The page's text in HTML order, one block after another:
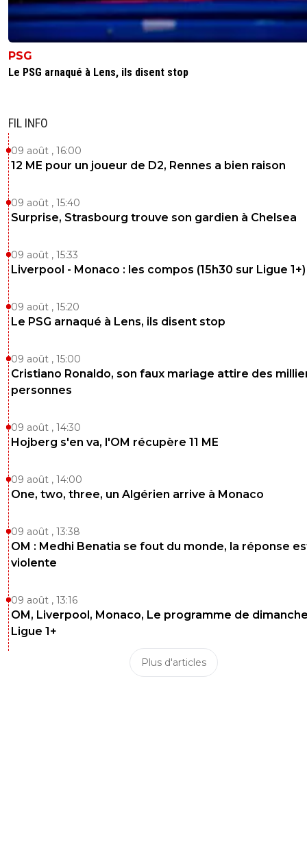
PSG
Le PSG arnaqué à Lens, ils disent stop
FIL INFO
09 août , 16:00
12 ME pour un joueur de D2, Rennes a bien raison
09 août , 15:40
Surprise, Strasbourg trouve son gardien à Chelsea
09 août , 15:33
Liverpool - Monaco : les compos (15h30 sur Ligue 1+)
09 août , 15:20
Le PSG arnaqué à Lens, ils disent stop
09 août , 15:00
Cristiano Ronaldo, son faux mariage attire des
personnes
09 août , 14:30
Hojberg s'en va, l'OM récupère 11 ME
09 août , 14:00
One, two, three, un Algérien arrive à Monaco
09 août , 13:38
OM : Medhi Benatia se fout du monde, la réponse
violente
09 août , 13:16
OM, Liverpool, Monaco, Le programme de
Ligue 1+
Plus d'articles